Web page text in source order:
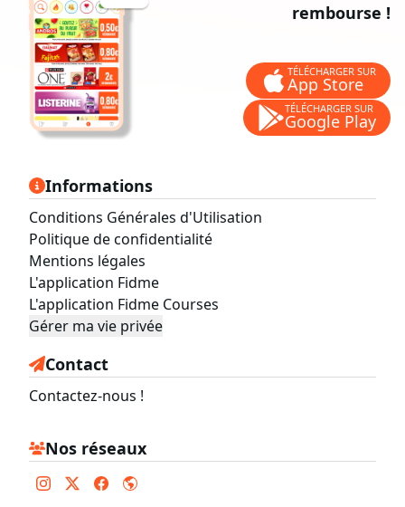
rembourse !
TÉLÉCHARGER SUR
App Store
TÉLÉCHARGER SUR
Google Play
Informations
Conditions Générales d'Utilisation
Politique de confidentialité
Mentions légales
L'application Fidme
L'application Fidme Courses
Gérer ma vie privée
Contact
Contactez-nous !
Nos réseaux